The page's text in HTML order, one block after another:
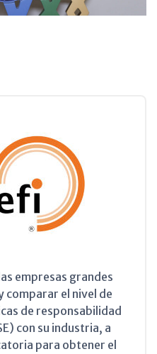
empresas grandes
comparar el nivel de
de responsabilidad
con su industria, a
para obtener el